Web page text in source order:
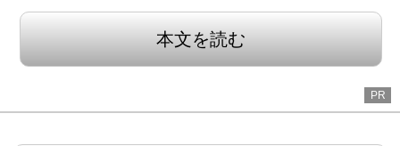
本文を読む
PR